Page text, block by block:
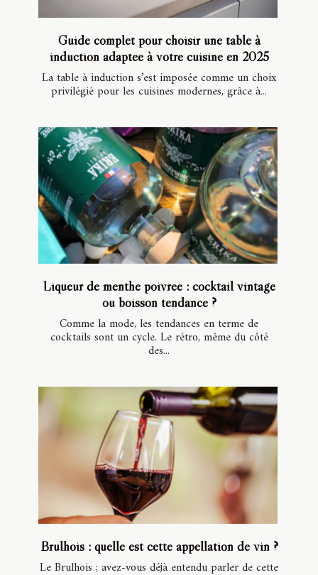
Guide complet pour choisir une table à
induction adaptée à votre cuisine en 2025
La table à induction s’est imposée comme un choix
privilégié pour les cuisines modernes, grâce à...
Liqueur de menthe poivrée : cocktail vintage
ou boisson tendance ?
Comme la mode, les tendances en terme de
cocktails sont un cycle. Le rétro, même du côté
des...
Brulhois : quelle est cette appellation de vin ?
Le Brulhois ; avez-vous déjà entendu parler de cette